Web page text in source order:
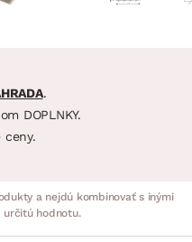
.
DOPLNKY.
a nejdú kombinovať s inými
určitú hodnotu.